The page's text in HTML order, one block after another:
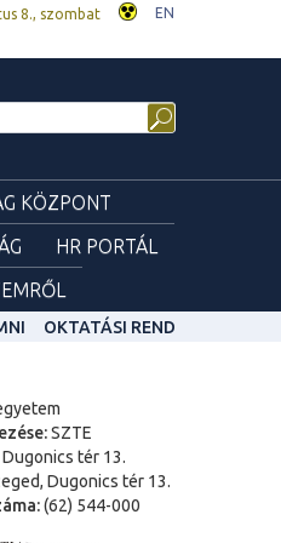
8., szombat EN
KÖZPONT
HR PORTÁL
OKTATÁSI REND
SZTE
tér 13.
Dugonics tér 13.
(62) 544-000